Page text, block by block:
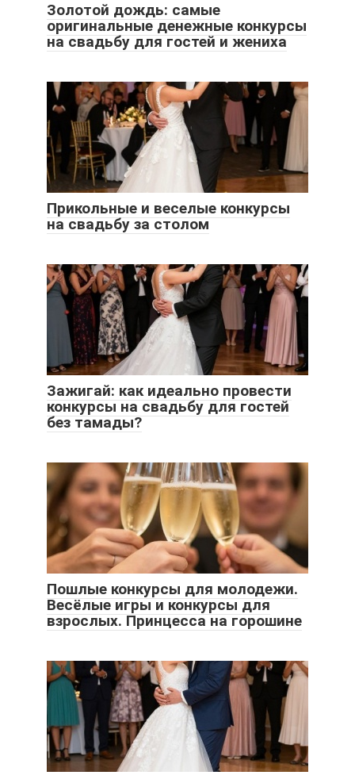
Золотой дождь: самые
оригинальные денежные конкурсы
на свадьбу для гостей и жениха
Прикольные и веселые конкурсы
на свадьбу за столом
Зажигай: как идеально провести
конкурсы на свадьбу для гостей
без тамады?
Пошлые конкурсы для молодежи.
Весёлые игры и конкурсы для
взрослых. Принцесса на горошине